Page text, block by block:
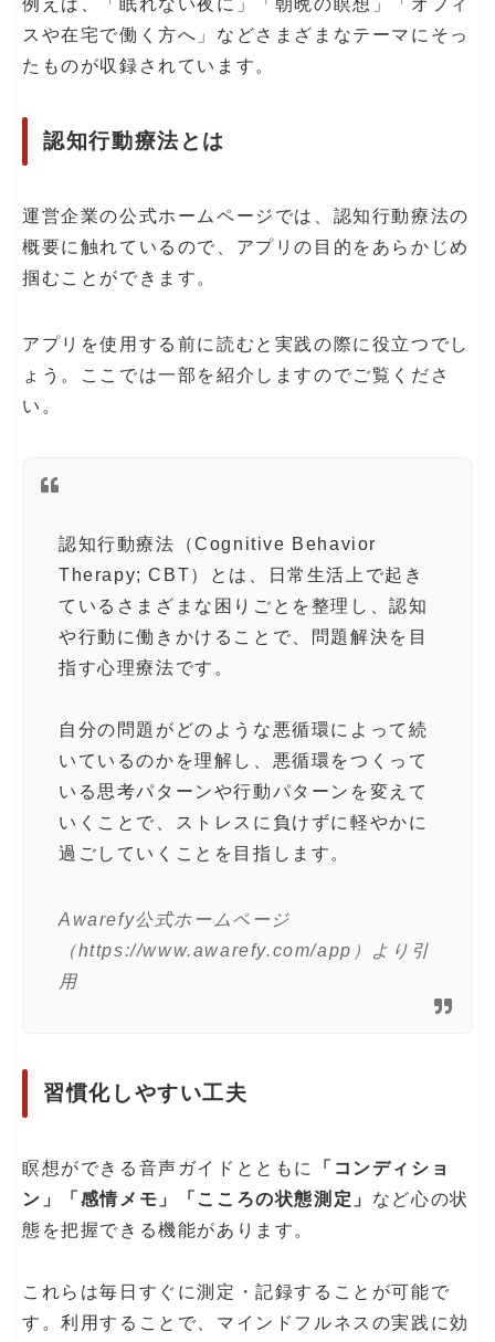
スや在宅で働く方へ」などさまざまなテーマにそっ
たものが収録されています。
認知行動療法とは
運営企業の公式ホームページでは、認知行動療法の
概要に触れているので、アプリの目的をあらかじめ
掴むことができます。
アプリを使用する前に読むと実践の際に役立つでし
ょう。ここでは一部を紹介しますのでご覧くださ
い。
認知行動療法（Cognitive Behavior
Therapy; CBT）とは、日常生活上で起き
ているさまざまな困りごとを整理し、認知
や行動に働きかけることで、問題解決を目
指す心理療法です。
自分の問題がどのような悪循環によって続
いているのかを理解し、悪循環をつくって
いる思考パターンや行動パターンを変えて
いくことで、ストレスに負けずに軽やかに
過ごしていくことを目指します。
Awarefy公式ホームページ
（https://www.awarefy.com/app）より引
用
習慣化しやすい工夫
瞑想ができる音声ガイドとともに
「コンディショ
ン」「感情メモ」「こころの状態測定」 など心の状
態を把握できる機能があります。
これらは毎日すぐに測定・記録することが可能で
す。利用することで、マインドフルネスの実践に効